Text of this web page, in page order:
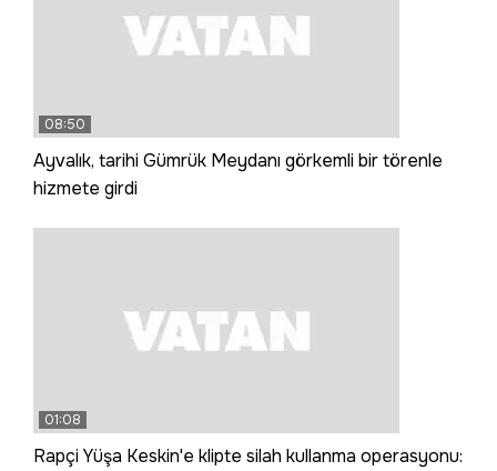
08:50
Ayvalık, tarihi Gümrük Meydanı görkemli bir törenle
hizmete girdi
01:08
Rapçi Yüşa Keskin'e klipte silah kullanma operasyonu: